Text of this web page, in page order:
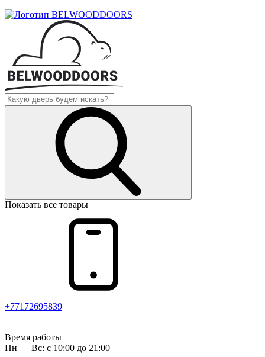
Показать все товары
+77172695839
Время работы
Пн — Вс: с 10:00 до 21:00